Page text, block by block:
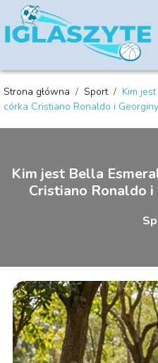
Strona główna / Sport / Kim
córka Cristiano Ronaldo i
Kim jest Bella
Cristiano Ronaldo